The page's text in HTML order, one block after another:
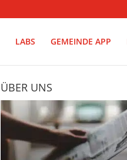
LABS GEMEINDE APP
ÜBER UNS